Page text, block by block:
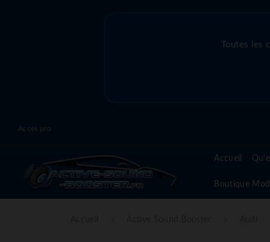
Toutes les
Accès pro
Accueil
Boutique